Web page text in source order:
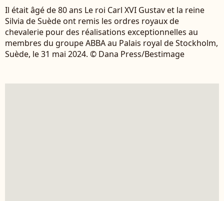
Il était âgé de 80 ans Le roi Carl XVI Gustav et la reine
Silvia de Suède ont remis les ordres royaux de
chevalerie pour des réalisations exceptionnelles au
membres du groupe ABBA au Palais royal de Stockholm,
Suède, le 31 mai 2024. © Dana Press/Bestimage